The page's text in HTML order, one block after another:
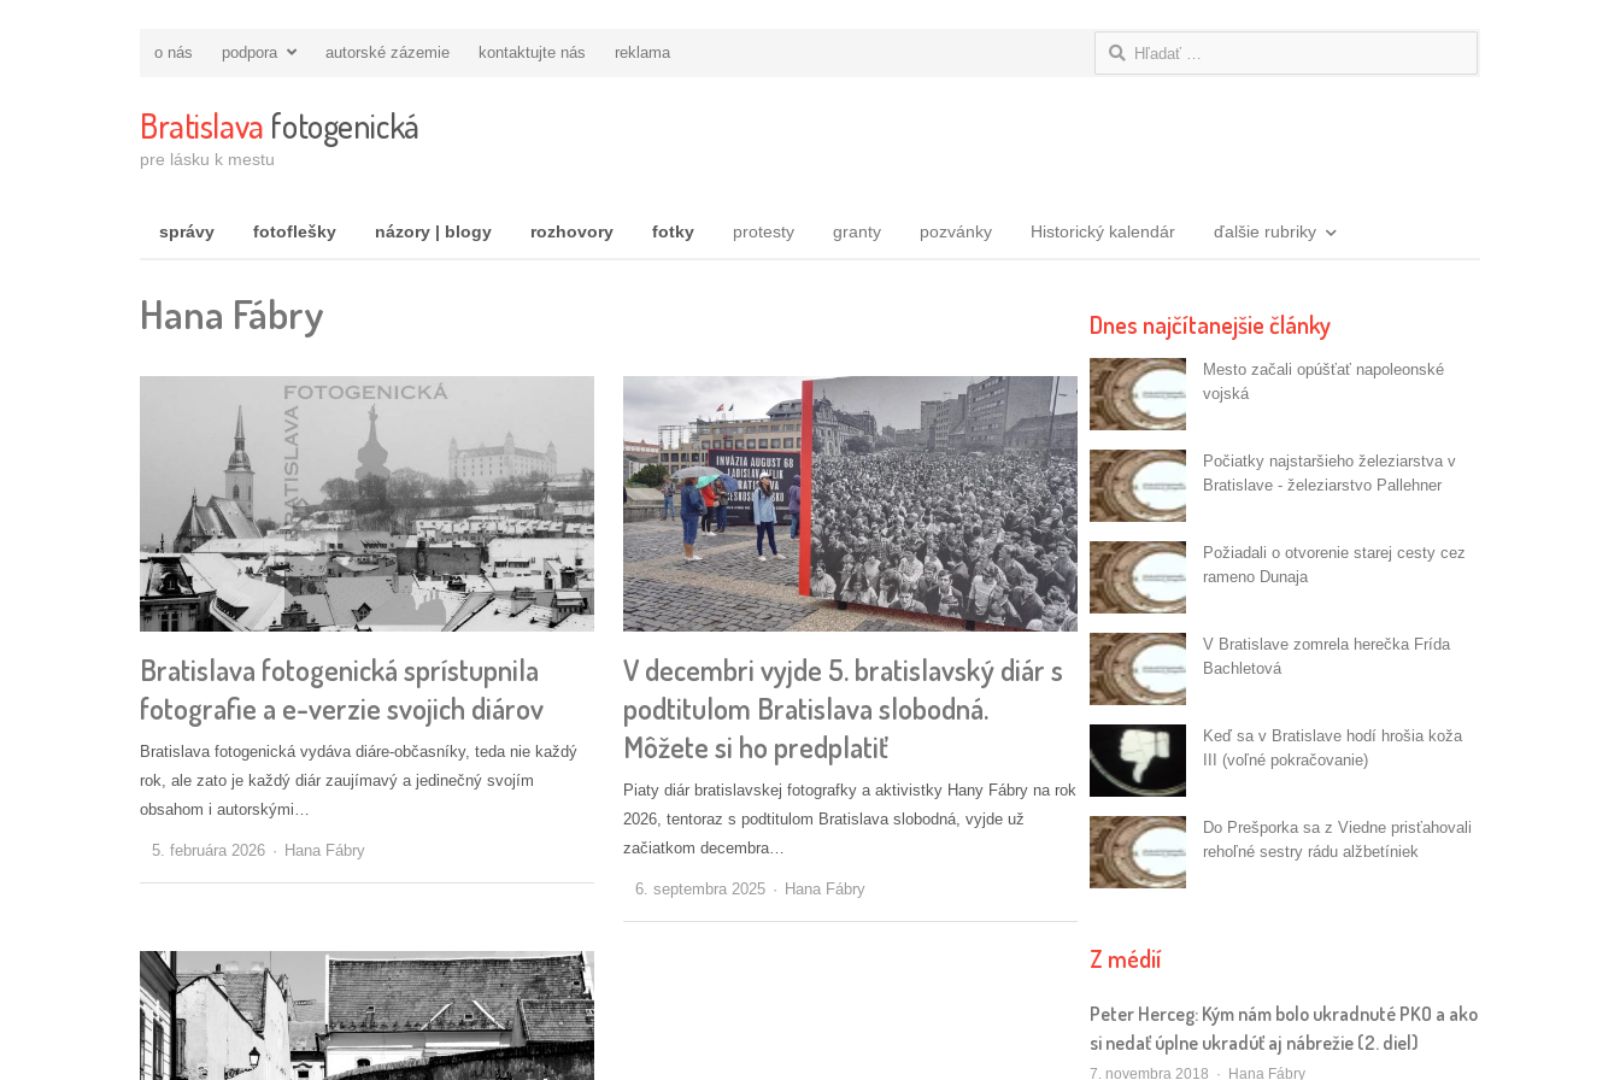
o nás podpora autorské zázemie kontaktujte nás reklama Hľadať:
Bratislava fotogenická
pre lásku k mestu
správy fotoflešky názory | blogy rozhovory fotky protesty granty pozvánky Historický kalendár ďalšie rubriky
Hana Fábry
Bratislava fotogenická sprístupnila
fotografie a e-verzie svojich diárov
Bratislava fotogenická vydáva diáre-občasníky, teda nie každý
rok, ale zato je každý diár zaujímavý a jedinečný svojím
obsahom i autorskými…
5. februára 2026 Autor/ka
Hana Fábry
V decembri vyjde 5. bratislavský diár s
podtitulom Bratislava slobodná.
Môžete si ho predplatiť
Piaty diár bratislavskej fotografky a aktivistky Hany Fábry na rok
2026, tentoraz s podtitulom Bratislava slobodná, vyjde už
začiatkom decembra…
6. septembra 2025 Autor/ka
Hana Fábry
Dnes najčítanejšie články
Mesto začali opúšťať napoleonské
vojská
Počiatky najstaršieho železiarstva v
Bratislave - železiarstvo Pallehner
Požiadali o otvorenie starej cesty cez
rameno Dunaja
V Bratislave zomrela herečka Frída
Bachletová
Keď sa v Bratislave hodí hrošia koža
III (voľné pokračovanie)
Do Prešporka sa z Viedne prisťahovali
rehoľné sestry rádu alžbetíniek
Z médií
Peter Herceg: Kým nám bolo ukradnuté PKO a ako
si nedať úplne ukradúť aj nábrežie (2. diel)
7. novembra 2018 Autor/ka
Hana Fábry